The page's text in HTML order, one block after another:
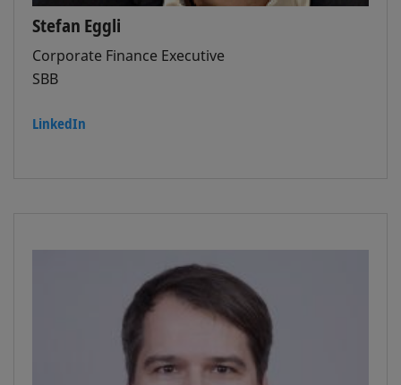
Stefan Eggli
Corporate Finance Executive
SBB
LinkedIn